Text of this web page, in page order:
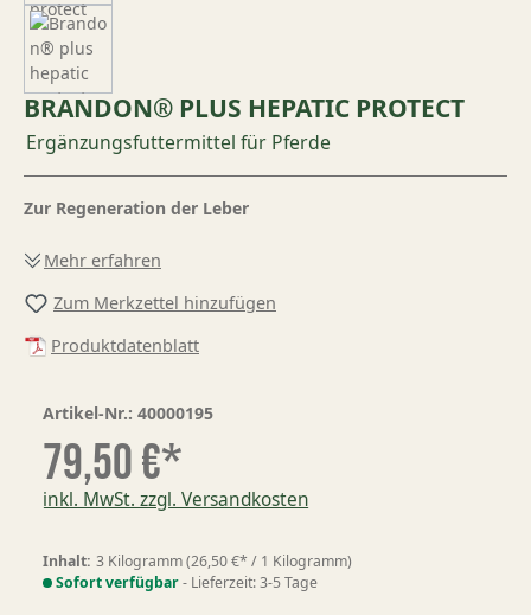
BRANDON® PLUS HEPATIC PROTECT
Ergänzungsfuttermittel für Pferde
Zur Regeneration der Leber
Mehr erfahren
Zum Merkzettel hinzufügen
Produktdatenblatt
Artikel-Nr.: 40000195
79,50 €*
inkl. MwSt. zzgl. Versandkosten
Inhalt: 3 Kilogramm(26,50 €* / 1 Kilogramm)
Sofort verfügbar- Lieferzeit: 3-5 Tage